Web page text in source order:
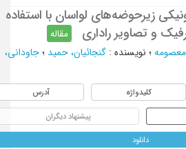
زیرحوضه‌های لواسان با استفاده
و تصاویر راداری
مقاله
؛ نویسنده: گنجائیان، حمید؛ جاودانی،
کلیدواژه آدرس
پیشنهاد دیگران
دانلود